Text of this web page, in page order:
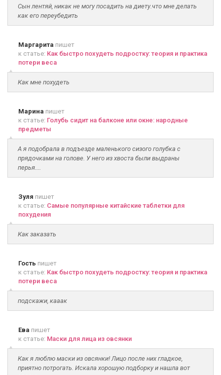
Сын лентяй, никак не могу посадить на диету.что мне делать
как его переубедить
Маргарита пишет
к статье: Как быстро похудеть подростку: теория и практика
потери веса
Как мне похудеть
Марина пишет
к статье: Голубь сидит на балконе или окне: народные
предметы
А я подобрала в подъезде маленького сизого голубка с
прядочками на голове. У него из хвоста были выдраны
перья....
Зуля пишет
к статье: Самые популярные китайские таблетки для
похудения
Как заказать
Гость пишет
к статье: Как быстро похудеть подростку: теория и практика
потери веса
подскажи, кааак
Ева пишет
к статье: Маски для лица из овсянки
Как я люблю маски из овсянки! Лицо после них гладкое,
приятно потрогать. Искала хорошую подборку и нашла вот